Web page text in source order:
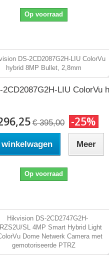
Op voorraad
LIU ColorVu
€ 395,00 -25%
winkelwagen Meer
Op voorraad